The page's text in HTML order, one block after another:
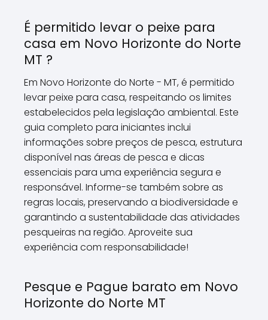
É permitido levar o peixe para
casa em Novo Horizonte do Norte
MT ?
Em Novo Horizonte do Norte - MT, é permitido
levar peixe para casa, respeitando os limites
estabelecidos pela legislação ambiental. Este
guia completo para iniciantes inclui
informações sobre preços de pesca, estrutura
disponível nas áreas de pesca e dicas
essenciais para uma experiência segura e
responsável. Informe-se também sobre as
regras locais, preservando a biodiversidade e
garantindo a sustentabilidade das atividades
pesqueiras na região. Aproveite sua
experiência com responsabilidade!
Pesque e Pague barato em Novo
Horizonte do Norte MT